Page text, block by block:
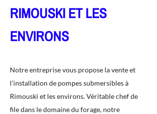
RIMOUSKI ET LES
ENVIRONS
Notre entreprise vous propose la vente et
l’installation de pompes submersibles à
Rimouski et les environs. Véritable chef de
file dans le domaine du forage, notre